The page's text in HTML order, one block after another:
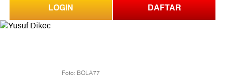
LOGIN DAFTAR
Foto: BOLA77